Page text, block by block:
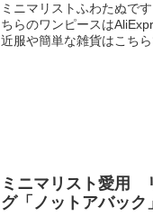
ミニマリストふわたぬで
ちらのワンピースは
近服や簡単な雑貨はこち
ミニマリスト愛用
グ「ノットアバック